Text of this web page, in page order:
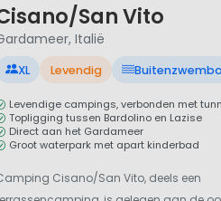
Gusto
en geheel
nemen!
San Vito
Italië
XL Levendig
Levendige campings, verbonden met
Topligging tussen Bardolino en Lazise
Direct aan het Gardameer
Groot waterpark met apart kinderbad
Cisano/San Vito, deels een